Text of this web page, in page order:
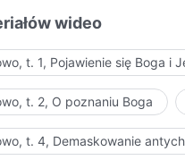
wideo
t. 1, Pojawienie się Boga i
t. 2, O poznaniu Boga
t. 4, Demaskowanie